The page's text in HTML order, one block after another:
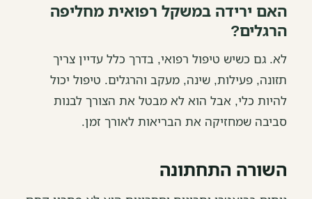
האם ירידה במשקל רפואית מחליפה
הרגלים?
לא. גם כשיש טיפול רפואי, בדרך כלל עדיין צריך
תזונה, פעילות, שינה, מעקב והרגלים. טיפול יכול
להיות כלי, אבל הוא לא מבטל את הצורך לבנות
סביבה שמחזיקה את הבריאות לאורך זמן.
השורה התחתונה